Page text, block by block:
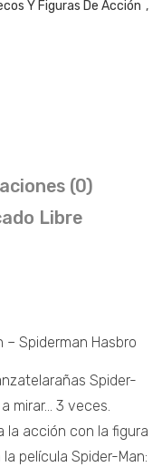
Y Figuras De Acción ,
(0)
Libre
– Spiderman Hasbro
Spider-
mirar… 3 veces.
la acción con la figura
película Spider-Man: